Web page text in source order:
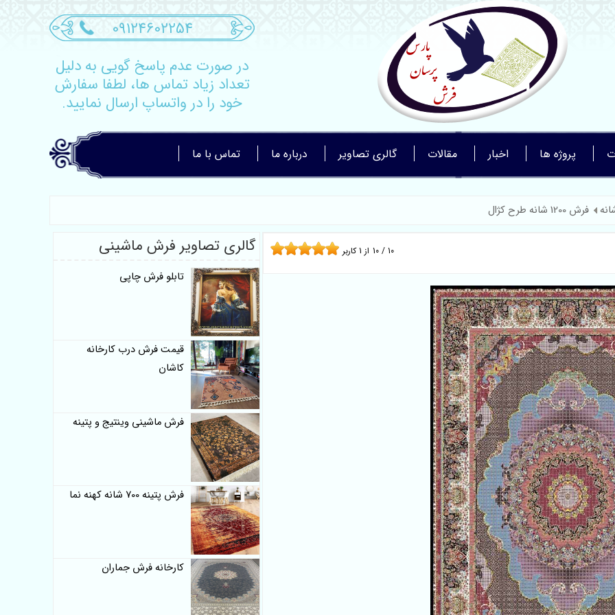
09124602254
در صورت عدم پاسخ گویی به دلیل
تعداد زیاد تماس ها، لطفا سفارش
خود را در واتساپ ارسال نمایید.
پروژه ها اخبار مقالات گالری تصاویر درباره ما تماس با ما
فرش 1200 شانه طرح کژال
10 / 10 از 1کاربر گالری تصاویر فرش ماشینی
تابلو فرش چاپی
قیمت فرش درب کارخانه
کاشان
فرش ماشینی وینتیج و پتینه
فرش پتینه 700 شانه کهنه نما
کارخانه فرش جماران